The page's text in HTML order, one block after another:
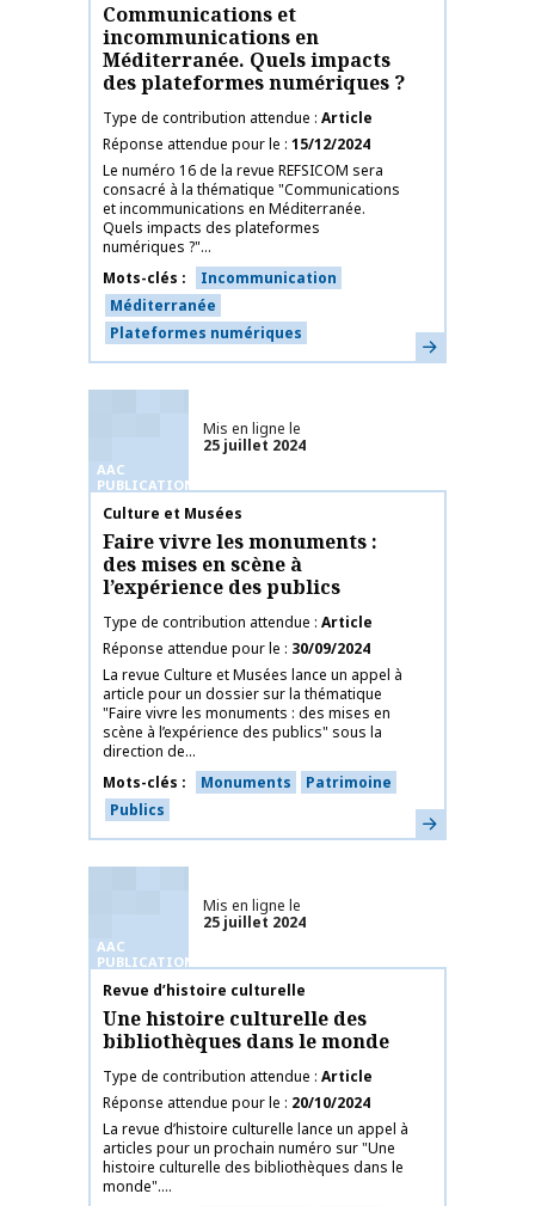
Communications et
incommunications en
Méditerranée. Quels impacts
des plateformes numériques ?
Type de contribution attendue Article
Réponse attendue pour le 15/12/2024
Le numéro 16 de la revue REFSICOM sera
consacré à la thématique "Communications
et incommunications en Méditerranée.
Quels impacts des plateformes
numériques ?"...
Mots-clés
Incommunication
Méditerranée
Plateformes numériques
En savoir plus
AAC
PUBLICATIONS
Mis en ligne le
25 juillet 2024
Nom de la publication
Culture et Musées
Faire vivre les monuments :
des mises en scène à
l’expérience des publics
Type de contribution attendue Article
Réponse attendue pour le
30/09/2024
La revue Culture et Musées lance un appel à
article pour un dossier sur la thématique
"Faire vivre les monuments : des mises en
scène à l’expérience des publics" sous la
direction de...
Mots-clés
Monuments
Patrimoine
Publics
En savoir plus
AAC
PUBLICATIONS
Mis en ligne le
25 juillet 2024
Nom de la publication
Revue d’histoire culturelle
Une histoire culturelle des
bibliothèques dans le monde
Type de contribution attendue Article
Réponse attendue pour le
20/10/2024
La revue d’histoire culturelle lance un appel à
articles pour un prochain numéro sur "Une
histoire culturelle des bibliothèques dans le
monde"....